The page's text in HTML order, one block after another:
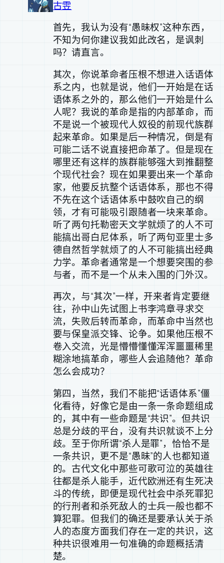
古雴
首先，我认为没有“愚昧权”这种东西，
不知为何你建议我如此改名，是讽刺
吗？请直言。
其次，你说革命者压根不想进入话语体
系之内，也就是说，他们一开始是在话
语体系之外的，那么他们一开始是什么
人呢？我说的革命是指的内部革命，而
不是说一个被现代人奴役的前现代族群
起来革命。如果是后一种情况，倒是有
可能二话不说直接把命革了。但是现在
哪里还有这样的族群能够强大到推翻整
个现代社会？现在如果要出来一个革命
家，他要反抗整个话语体系，那也不得
不先在这个话语体系中鼓吹自己的纲
领，才有可能吸引跟随者一块来革命。
听了两句托勒密天文学就烦了的人不可
能搞出哥白尼体系，听了两句亚里士多
德自然哲学就烦了的人不可能搞出经典
力学。革命者通常是一个想要突围的参
与者，而不是一个从未入围的门外汉。
再次，与“其次”一样，开来者肯定要继
往，孙中山先试图上书李鸿章寻求交
流，失败后转而革命，而革命中当然也
要与保皇派交锋、论争。如果他压根不
卷入交流，光是懵懵懂懂浑浑噩噩稀里
糊涂地搞革命，哪些人会追随他？革命
怎么会成功？
第四，当然，我们不能把“话语体系”僵
化看待，好像它是由一条一条命题组成
的，其中有一些命题是“共识”。但共识
总是分歧的平台，没有共识就谈不上分
歧。至于你所谓“杀人是罪”，恰恰不是
一条共识，更不是“愚昧”的人也都知道
的。古代文化中那些可歌可泣的英雄往
往都是杀人能手，近代欧洲还有生死决
斗的传统，即便是现代社会中杀死罪犯
的行刑者和杀死敌人的士兵一般也都不
算犯罪。但我们的确还是要承认关于杀
人的态度方面我们存在一定的共识，这
种共识很难用一句准确的命题概括清
楚。